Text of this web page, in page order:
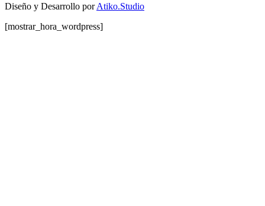
Diseño y Desarrollo porAtiko.Studio
[mostrar_hora_wordpress]